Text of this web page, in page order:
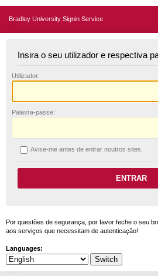
Bradley University Signin Service
Insira o seu utilizador e respectiva
Utilizador:
Palavra-passe:
Avise-me antes de entrar noutros sites.
Por questões de segurança, por favor feche o seu
aos serviços que necessitam de autenticação!
Languages: